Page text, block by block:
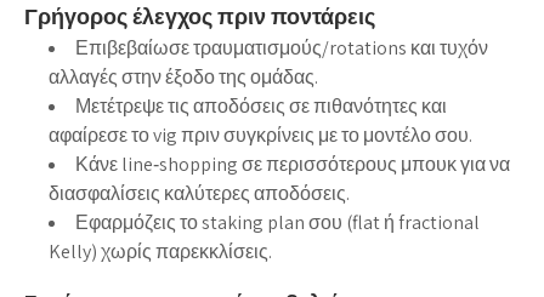
Γρήγορος έλεγχος πριν ποντάρεις
Επιβεβαίωσε τραυματισμούς/rotations και τυχόν
αλλαγές στην έξοδο της ομάδας.
Μετέτρεψε τις αποδόσεις σε πιθανότητες και
αφαίρεσε το vig πριν συγκρίνεις με το μοντέλο σου.
Κάνε line‑shopping σε περισσότερους μπουκ για να
διασφαλίσεις καλύτερες αποδόσεις.
Εφαρμόζεις το staking plan σου (flat ή fractional
Kelly) χωρίς παρεκκλίσεις.